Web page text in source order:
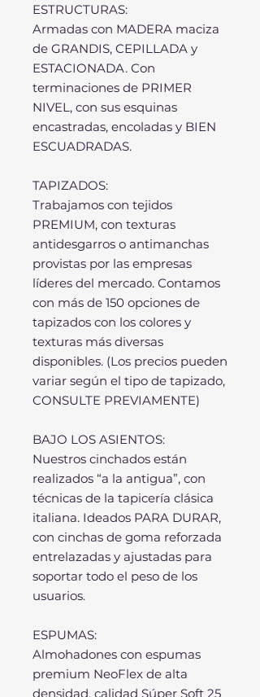
ESTRUCTURAS:
Armadas con MADERA maciza
de GRANDIS, CEPILLADA y
ESTACIONADA. Con
terminaciones de PRIMER
NIVEL, con sus esquinas
encastradas, encoladas y BIEN
ESCUADRADAS.
TAPIZADOS:
Trabajamos con tejidos
PREMIUM, con texturas
antidesgarros o antimanchas
provistas por las empresas
líderes del mercado. Contamos
con más de 150 opciones de
tapizados con los colores y
texturas más diversas
disponibles. (Los precios pueden
variar según el tipo de tapizado,
CONSULTE PREVIAMENTE)
BAJO LOS ASIENTOS:
Nuestros cinchados están
realizados “a la antigua”, con
técnicas de la tapicería clásica
italiana. Ideados PARA DURAR,
con cinchas de goma reforzada
entrelazadas y ajustadas para
soportar todo el peso de los
usuarios.
ESPUMAS:
Almohadones con espumas
premium NeoFlex de alta
densidad, calidad Súper Soft 25